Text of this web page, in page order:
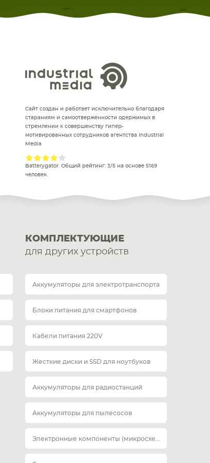
Сайт создан и работает исключительно благодаря
стараниям и самоотверженности одержимых в
стремлении к совершенству гипер-
мотивированных сотрудников агентства Industrial
Media
Batterygator. Общий рейтинг: 3/5 на основе 5169
человек.
КОМПЛЕКТУЮЩИЕ
для других устройств
Аккумуляторы для электротранспорта
Блоки питания для смартфонов
Кабели питания 220V
Жесткие диски и SSD для ноутбуков
Аккумуляторы для радиостанций
Аккумуляторы для пылесосов